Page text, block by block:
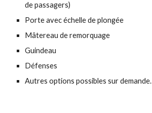
de passagers)
Porte avec échelle de plongée
Mâtereau de remorquage
Guindeau
Défenses
Autres options possibles sur demande.